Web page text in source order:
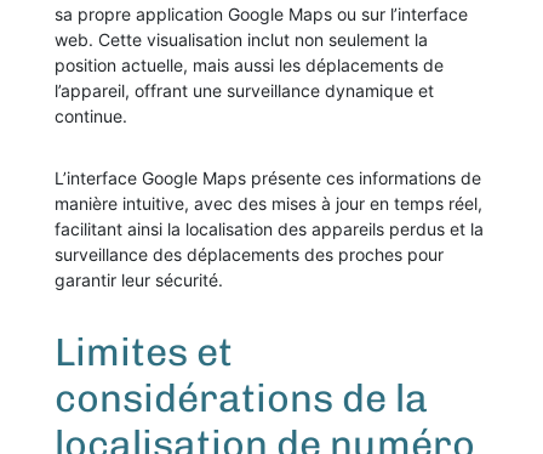
sa propre application Google Maps ou sur l’interface
web. Cette visualisation inclut non seulement la
position actuelle, mais aussi les déplacements de
l’appareil, offrant une surveillance dynamique et
continue.
L’interface Google Maps présente ces informations de
manière intuitive, avec des mises à jour en temps réel,
facilitant ainsi la localisation des appareils perdus et la
surveillance des déplacements des proches pour
garantir leur sécurité.
Limites et
considérations de la
localisation de numéro